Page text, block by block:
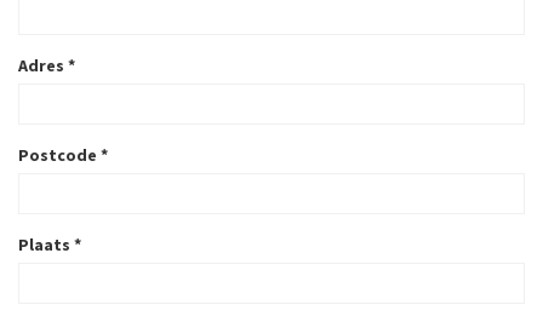
Adres *
Postcode *
Plaats *